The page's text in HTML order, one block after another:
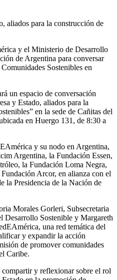
y el Ministerio de Desarrollo
de Argentina para conversar
Sostenibles en
un espacio de conversación
y Estado, aliados para la
en la sede de Cañitas del
en Huergo 131, de 8:30 a
y su nodo en Argentina,
Argentina, la Fundación Essen,
la Fundación Loma Negra,
Arcor, en alianza con el
la Presidencia de la Nación de
Morales Gorleri, Subsecretaria
Desarrollo Sostenible y Margareth
una red temática del
y expandir la acción
de promover comunidades
Caribe.
compartir y reflexionar sobre el rol